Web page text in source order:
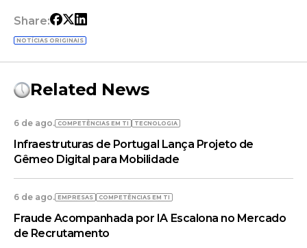
Share:
NOTÍCIAS ORIGINAIS
Related News
6 de ago. COMPETÊNCIAS EM TI TECNOLOGIA
Infraestruturas de Portugal Lança Projeto de
Gêmeo Digital para Mobilidade
6 de ago. EMPRESAS COMPETÊNCIAS EM TI
Fraude Acompanhada por IA Escalona no Mercado
de Recrutamento